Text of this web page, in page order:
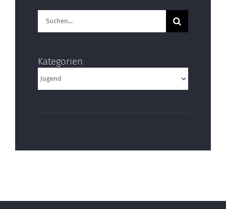
Suche
nach:
Kategorien
Kategorien